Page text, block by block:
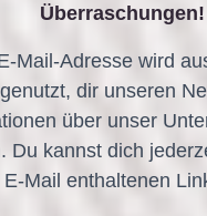
Überraschungen!
Mail-Adresse wird
dir unseren
über unser
Du kannst dich
E-Mail enthaltenen